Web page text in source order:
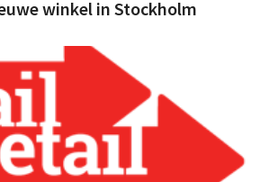
winkel in Stockholm